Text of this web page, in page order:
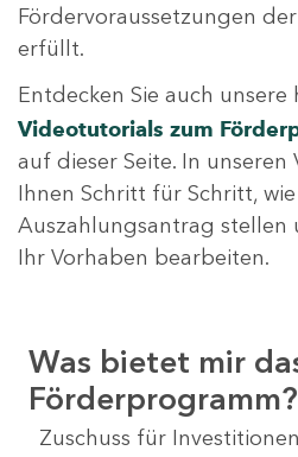
Fördervoraussetzungen
erfüllt.
Entdecken Sie auch unsere
Videotutorials zum
auf dieser Seite. In unseren
Ihnen Schritt für Schritt, wie
Auszahlungsantrag stellen
Ihr Vorhaben bearbeiten.
Was bietet mir
Förderprogramm?
Zuschuss für